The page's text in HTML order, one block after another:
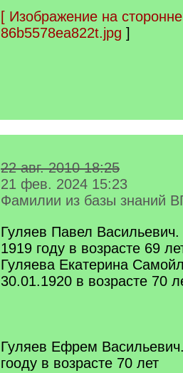
[ Изображение на
86b5578ea822t.jpg ]
22 авг. 2010 18:25
21 фев. 2024 15:23
Фамилии из базы знаний
Гуляев Павел
1919 году в возрасте 69
Гуляева Екатерина
30.01.1920 в возрасте 70
Гуляев Ефрем
гооду в возрасте 70 лет